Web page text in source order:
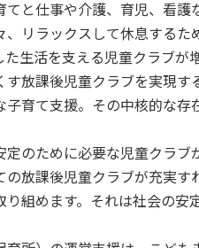
てと仕事や介護、育児、看
、リラックスして休息する
生活を支える児童クラブが
す放課後児童クラブを実現
育て支援。その中核的な
定のために必要な児童クラ
放課後児童クラブが充実
組めます。それは社会の安